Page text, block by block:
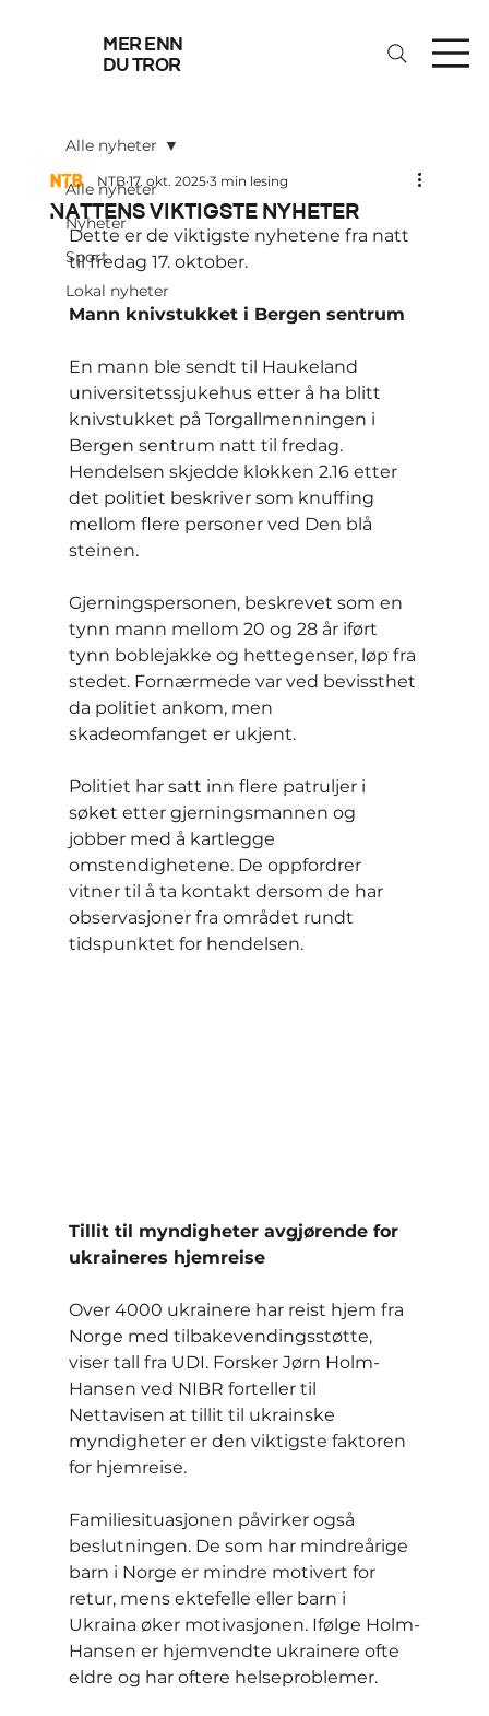
mer enn
du tror
Alle nyheter
Nyheter
Sport
Lokal nyheter
Alle nyheter
Nattens viktigste nyheter
NTB 17. okt. 2025 3 min lesing
Dette er de viktigste nyhetene fra natt
til fredag 17. oktober.
Mann knivstukket i Bergen sentrum
En mann ble sendt til Haukeland
universitetssjukehus etter å ha blitt
knivstukket på Torgallmenningen i
Bergen sentrum natt til fredag.
Hendelsen skjedde klokken 2.16 etter
det politiet beskriver som knuffing
mellom flere personer ved Den blå
steinen.
Gjerningspersonen, beskrevet som en
tynn mann mellom 20 og 28 år iført
tynn boblejakke og hettegenser, løp fra
stedet. Fornærmede var ved bevissthet
da politiet ankom, men
skadeomfanget er ukjent.
Politiet har satt inn flere patruljer i
søket etter gjerningsmannen og
jobber med å kartlegge
omstendighetene. De oppfordrer
vitner til å ta kontakt dersom de har
observasjoner fra området rundt
tidspunktet for hendelsen.
Tillit til myndigheter avgjørende for
ukraineres hjemreise
Over 4000 ukrainere har reist hjem fra
Norge med tilbakevendingsstøtte,
viser tall fra UDI. Forsker Jørn Holm-
Hansen ved NIBR forteller til
Nettavisen at tillit til ukrainske
myndigheter er den viktigste faktoren
for hjemreise.
Familiesituasjonen påvirker også
beslutningen. De som har mindreårige
barn i Norge er mindre motivert for
retur, mens ektefelle eller barn i
Ukraina øker motivasjonen. Ifølge Holm-
Hansen er hjemvendte ukrainere ofte
eldre og har oftere helseproblemer.